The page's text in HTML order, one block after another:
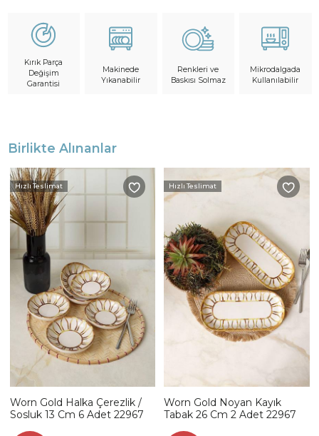
Kırık Parça
Değişim
Garantisi
Makinede
Yıkanabilir
Renkleri ve
Baskısı Solmaz
Mikrodalgada
Kullanılabilir
Birlikte Alınanlar
Hızlı Teslimat
Worn Gold Halka Çerezlik /
Sosluk 13 Cm 6 Adet 22967
Hızlı Teslimat
Worn Gold Noyan Kayık
Tabak 26 Cm 2 Adet 22967